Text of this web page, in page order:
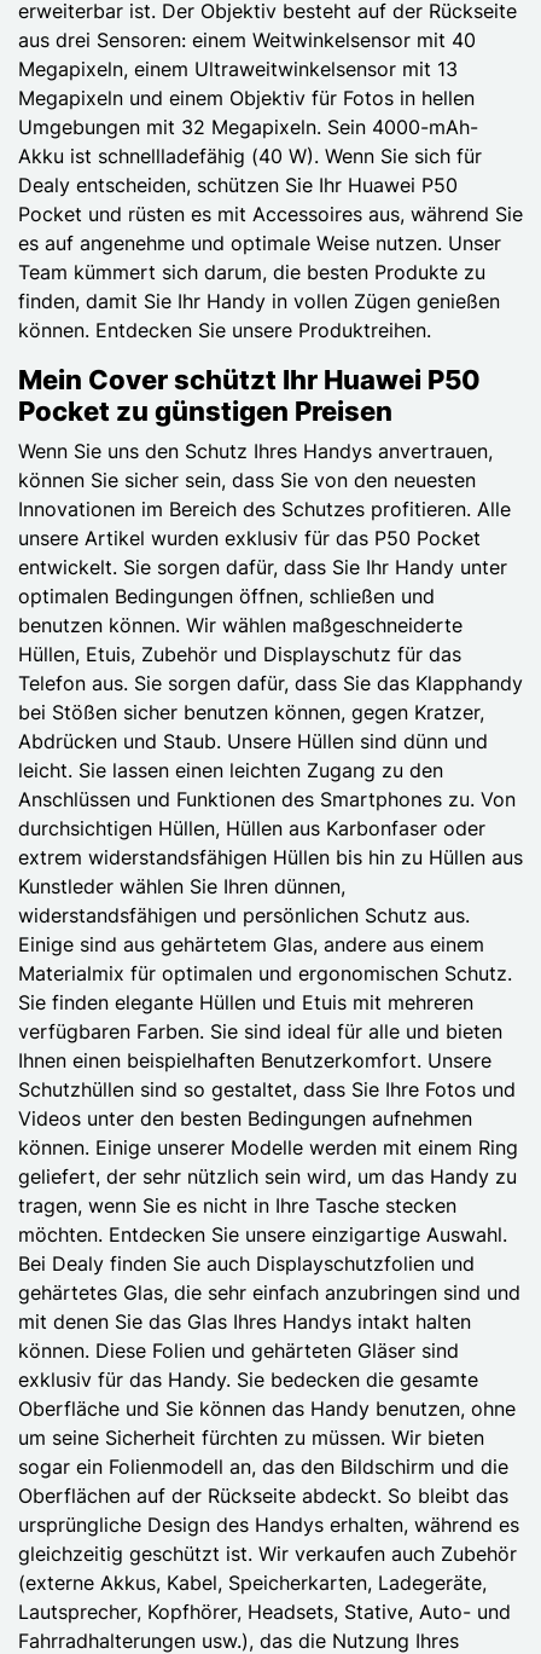
erweiterbar ist. Der Objektiv besteht auf der Rückseite
aus drei Sensoren: einem Weitwinkelsensor mit 40
Megapixeln, einem Ultraweitwinkelsensor mit 13
Megapixeln und einem Objektiv für Fotos in hellen
Umgebungen mit 32 Megapixeln. Sein 4000-mAh-
Akku ist schnellladefähig (40 W). Wenn Sie sich für
Dealy entscheiden, schützen Sie Ihr Huawei P50
Pocket und rüsten es mit Accessoires aus, während Sie
es auf angenehme und optimale Weise nutzen. Unser
Team kümmert sich darum, die besten Produkte zu
finden, damit Sie Ihr Handy in vollen Zügen genießen
können. Entdecken Sie unsere Produktreihen.
Mein Cover schützt Ihr Huawei P50
Pocket zu günstigen Preisen
Wenn Sie uns den Schutz Ihres Handys anvertrauen,
können Sie sicher sein, dass Sie von den neuesten
Innovationen im Bereich des Schutzes profitieren. Alle
unsere Artikel wurden exklusiv für das P50 Pocket
entwickelt. Sie sorgen dafür, dass Sie Ihr Handy unter
optimalen Bedingungen öffnen, schließen und
benutzen können. Wir wählen maßgeschneiderte
Hüllen, Etuis, Zubehör und Displayschutz für das
Telefon aus. Sie sorgen dafür, dass Sie das Klapphandy
bei Stößen sicher benutzen können, gegen Kratzer,
Abdrücken und Staub. Unsere Hüllen sind dünn und
leicht. Sie lassen einen leichten Zugang zu den
Anschlüssen und Funktionen des Smartphones zu. Von
durchsichtigen Hüllen, Hüllen aus Karbonfaser oder
extrem widerstandsfähigen Hüllen bis hin zu Hüllen aus
Kunstleder wählen Sie Ihren dünnen,
widerstandsfähigen und persönlichen Schutz aus.
Einige sind aus gehärtetem Glas, andere aus einem
Materialmix für optimalen und ergonomischen Schutz.
Sie finden elegante Hüllen und Etuis mit mehreren
verfügbaren Farben. Sie sind ideal für alle und bieten
Ihnen einen beispielhaften Benutzerkomfort. Unsere
Schutzhüllen sind so gestaltet, dass Sie Ihre Fotos und
Videos unter den besten Bedingungen aufnehmen
können. Einige unserer Modelle werden mit einem Ring
geliefert, der sehr nützlich sein wird, um das Handy zu
tragen, wenn Sie es nicht in Ihre Tasche stecken
möchten. Entdecken Sie unsere einzigartige Auswahl.
Bei Dealy finden Sie auch Displayschutzfolien und
gehärtetes Glas, die sehr einfach anzubringen sind und
mit denen Sie das Glas Ihres Handys intakt halten
können. Diese Folien und gehärteten Gläser sind
exklusiv für das Handy. Sie bedecken die gesamte
Oberfläche und Sie können das Handy benutzen, ohne
um seine Sicherheit fürchten zu müssen. Wir bieten
sogar ein Folienmodell an, das den Bildschirm und die
Oberflächen auf der Rückseite abdeckt. So bleibt das
ursprüngliche Design des Handys erhalten, während es
gleichzeitig geschützt ist. Wir verkaufen auch Zubehör
(externe Akkus, Kabel, Speicherkarten, Ladegeräte,
Lautsprecher, Kopfhörer, Headsets, Stative, Auto- und
Fahrradhalterungen usw.), das die Nutzung Ihres